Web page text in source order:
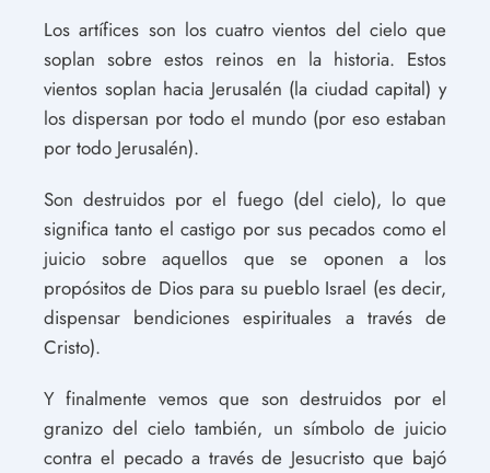
Los artífices son los cuatro vientos del cielo que
soplan sobre estos reinos en la historia. Estos
vientos soplan hacia Jerusalén (la ciudad capital) y
los dispersan por todo el mundo (por eso estaban
por todo Jerusalén).
Son destruidos por el fuego (del cielo), lo que
significa tanto el castigo por sus pecados como el
juicio sobre aquellos que se oponen a los
propósitos de Dios para su pueblo Israel (es decir,
dispensar bendiciones espirituales a través de
Cristo).
Y finalmente vemos que son destruidos por el
granizo del cielo también, un símbolo de juicio
contra el pecado a través de Jesucristo que bajó